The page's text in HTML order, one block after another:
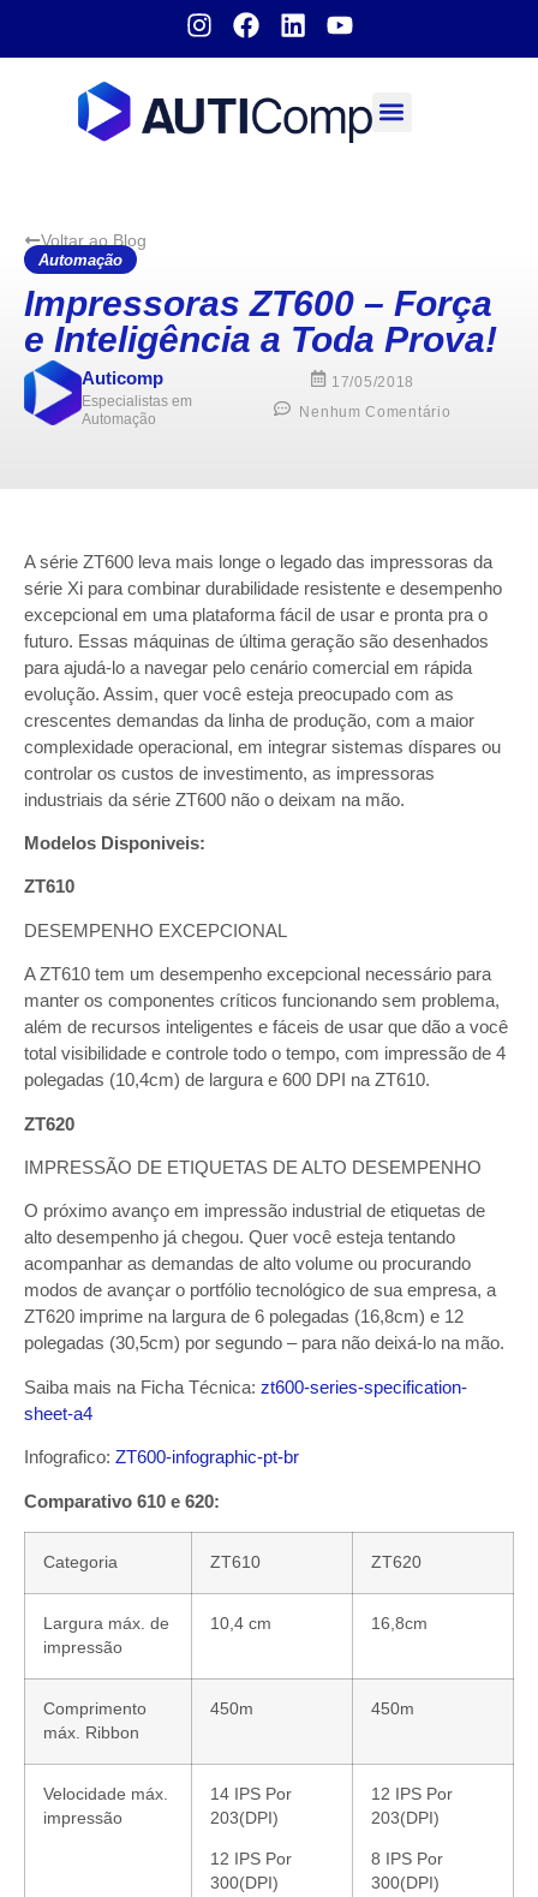
Voltar ao Blog
Automação
Impressoras ZT600 – Força
e Inteligência a Toda Prova!
Auticomp
Especialistas em
Automação
17/05/2018
Nenhum Comentário
A série ZT600 leva mais longe o legado das impressoras da
série Xi para combinar durabilidade resistente e desempenho
excepcional em uma plataforma fácil de usar e pronta pra o
futuro. Essas máquinas de última geração são desenhados
para ajudá-lo a navegar pelo cenário comercial em rápida
evolução. Assim, quer você esteja preocupado com as
crescentes demandas da linha de produção, com a maior
complexidade operacional, em integrar sistemas díspares ou
controlar os custos de investimento, as impressoras
industriais da série ZT600 não o deixam na mão.
Modelos Disponiveis:
ZT610
DESEMPENHO EXCEPCIONAL
A ZT610 tem um desempenho excepcional necessário para
manter os componentes críticos funcionando sem problema,
além de recursos inteligentes e fáceis de usar que dão a você
total visibilidade e controle todo o tempo, com impressão de 4
polegadas (10,4cm) de largura e 600 DPI na ZT610.
ZT620
IMPRESSÃO DE ETIQUETAS DE ALTO DESEMPENHO
O próximo avanço em impressão industrial de etiquetas de
alto desempenho já chegou. Quer você esteja tentando
acompanhar as demandas de alto volume ou procurando
modos de avançar o portfólio tecnológico de sua empresa, a
ZT620 imprime na largura de 6 polegadas (16,8cm) e 12
polegadas (30,5cm) por segundo – para não deixá-lo na mão.
Saiba mais na Ficha Técnica: zt600-series-specification-
sheet-a4
Infografico: ZT600-infographic-pt-br
Comparativo 610 e 620:
Categoria ZT610 ZT620
Largura máx. de
impressão
10,4 cm 16,8cm
Comprimento
máx. Ribbon
450m 450m
Velocidade máx.
impressão
14 IPS Por
203(DPI)
12 IPS Por
300(DPI)
12 IPS Por
203(DPI)
8 IPS Por
300(DPI)